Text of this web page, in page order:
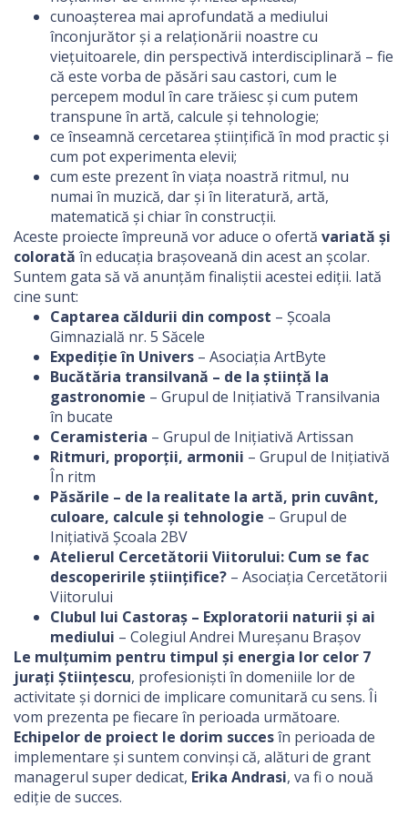
cunoașterea mai aprofundată a mediului
înconjurător și a relaționării noastre cu
viețuitoarele, din perspectivă interdisciplinară – fie
că este vorba de păsări sau castori, cum le
percepem modul în care trăiesc și cum putem
transpune în artă, calcule și tehnologie;
ce înseamnă cercetarea științifică în mod practic și
cum pot experimenta elevii;
cum este prezent în viața noastră ritmul, nu
numai în muzică, dar și în literatură, artă,
matematică și chiar în construcții.
Aceste proiecte împreună vor aduce o ofertă variată și
colorată în educația brașoveană din acest an școlar.
Suntem gata să vă anunțăm finaliștii acestei ediții. Iată
cine sunt:
Captarea căldurii din compost – Școala
Gimnazială nr. 5 Săcele
Expediție în Univers – Asociația ArtByte
Bucătăria transilvană – de la știință la
gastronomie – Grupul de Inițiativă Transilvania
în bucate
Ceramisteria – Grupul de Inițiativă Artissan
Ritmuri, proporții, armonii – Grupul de Inițiativă
În ritm
Păsările – de la realitate la artă, prin cuvânt,
culoare, calcule și tehnologie – Grupul de
Inițiativă Școala 2BV
Atelierul Cercetătorii Viitorului: Cum se fac
descoperirile științifice? – Asociația Cercetătorii
Viitorului
Clubul lui Castoraș – Exploratorii naturii și ai
mediului – Colegiul Andrei Mureșanu Brașov
Le mulțumim pentru timpul și energia lor celor 7
jurați Științescu, profesioniști în domeniile lor de
activitate și dornici de implicare comunitară cu sens. Îi
vom prezenta pe fiecare în perioada următoare.
Echipelor de proiect le dorim succesîn perioada de
implementare și suntem convinși că, alături de grant
managerul super dedicat, Erika Andrasi, va fi o nouă
ediție de succes.